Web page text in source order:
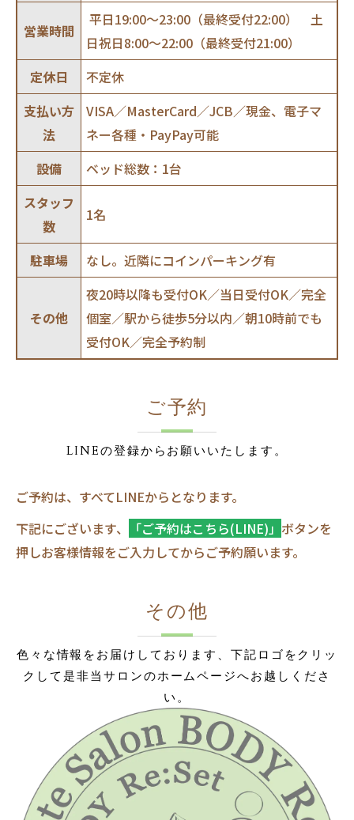
営業時間
平日19:00～23:00（最終受付22:00） 土
日祝日8:00～22:00（最終受付21:00）
定休日
不定休
支払い方
法
VISA／MasterCard／JCB／現金、電子マ
ネー各種・PayPay可能
設備
ベッド総数：1台
スタッフ
数
1名
駐車場 なし。近隣にコインパーキング有
その他
夜20時以降も受付OK／当日受付OK／完全
個室／駅から徒歩5分以内／朝10時前でも
受付OK／完全予約制
LINEの登録からお願いいたします。
ご予約
ご予約は、すべてLINEからとなります。
下記にございます、
「ご予約はこちら(LINE)」 ボタンを
押しお客様情報をご入力してからご予約願います。
色々な情報をお届けしております、下記ロゴをクリッ
クして是非当サロンのホームページへお越しくださ
い。
その他